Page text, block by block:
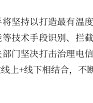
坚持以打造最有温
技术手段识别、拦
门坚决打击治理电
上+线下相结合，